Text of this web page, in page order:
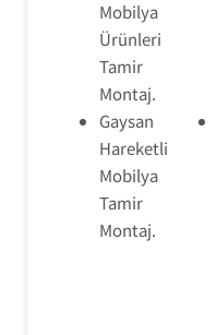
Mobilya
Ürünleri
Tamir
Montaj.
Gaysan
Hareketli
Mobilya
Tamir
Montaj.